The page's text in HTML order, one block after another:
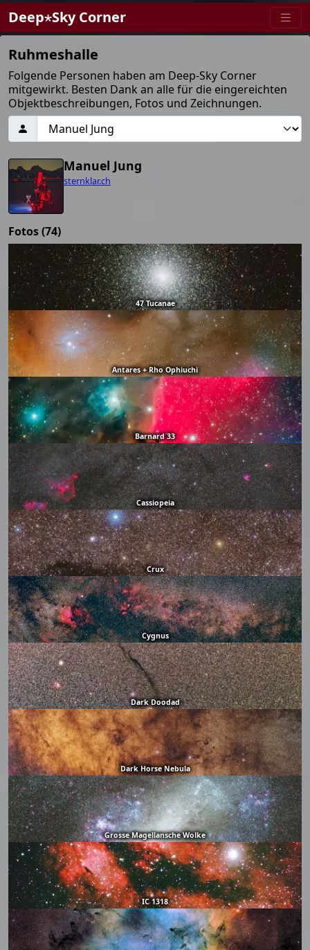
Deep⋆Sky Corner
Ruhmeshalle
Folgende Personen haben am Deep-Sky Corner
mitgewirkt. Besten Dank an alle für die eingereichten
Objektbeschreibungen, Fotos und Zeichnungen.
Manuel Jung
sternklar.ch
Fotos (74)
47 Tucanae
Antares + Rho Ophiuchi
Barnard 33
Cassiopeia
Crux
Cygnus
Dark Doodad
Dark Horse Nebula
Grosse Magellansche Wolke
IC 1318